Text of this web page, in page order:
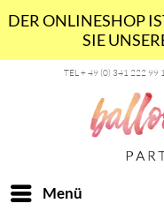
DER ONLINESHOP
SIE
TEL + 49 (0) 341 222 99
Menü